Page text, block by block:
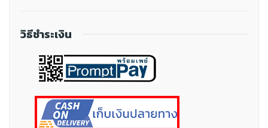
วิธีชำระเงิน